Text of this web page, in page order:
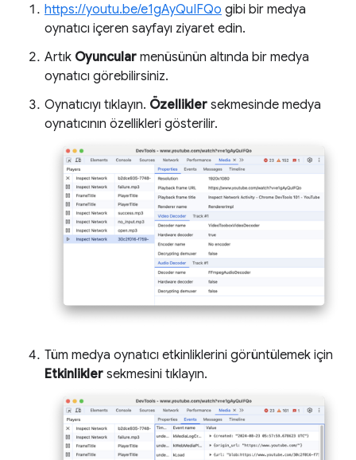
https://youtu.be/e1gAyQuIFQo gibi bir medya
oynatıcı içeren sayfayı ziyaret edin.
Artık Oyuncular menüsünün altında bir medya
oynatıcı görebilirsiniz.
Oynatıcıyı tıklayın. Özellikler sekmesinde medya
oynatıcının özellikleri gösterilir.
Tüm medya oynatıcı etkinliklerini görüntülemek için
Etkinlikler sekmesini tıklayın.